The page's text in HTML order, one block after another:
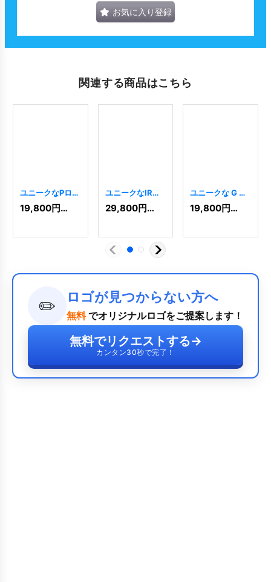
お気に入り登録
関連する商品はこちら
ユニークなPロゴ
[614]
19,800円(税込)
ユニークなIRロ
ゴ[ 10822]
29,800円(税込)
ユニークな G ロ
ゴ
177]
19,800円(税込)
✏️ ロゴが見つからない方へ
無料 でオリジナルロゴをご提案します！
無料でリクエストする→
カンタン30秒で完了！